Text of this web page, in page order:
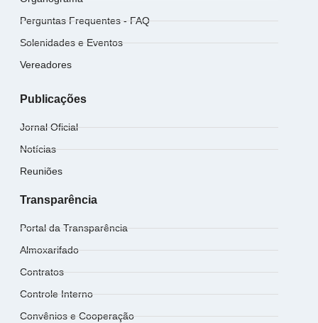
Perguntas Frequentes - FAQ
Solenidades e Eventos
Vereadores
Publicações
Jornal Oficial
Notícias
Reuniões
Transparência
Portal da Transparência
Almoxarifado
Contratos
Controle Interno
Convênios e Cooperação